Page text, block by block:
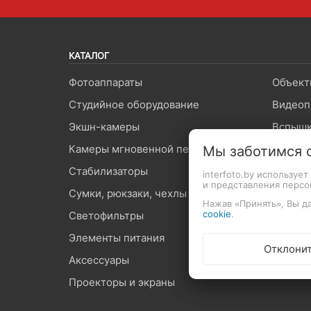
КАТАЛОГ
Фотоаппараты
Студийное оборудование
Экшн-камеры
Камеры мгновенной печати
Стабилизаторы
Сумки, рюкзаки, чехлы
Карты
Светофильтры
Элементы питания
Аксессуары
Проекторы и экраны
Мы заботимся
interfoto.by использует
и представления
Нажав «Принять», Вы
cookie.